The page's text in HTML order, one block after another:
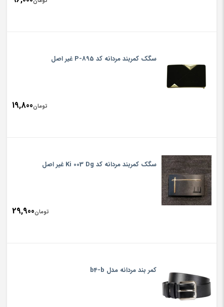
سگک کمربند مردانه کد 895-P غیر اصل
تومان19,800
سگک کمربند مردانه کد Ki 003 Dg غیر اصل
تومان29,900
کمر بند مردانه مدل b4-b